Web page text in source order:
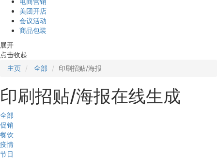
美团开店
会议活动
商品包装
展开
点击收起
主页
全部 印刷招贴/海报
印刷招贴/海报在线生成
全部
促销
餐饮
疫情
节日